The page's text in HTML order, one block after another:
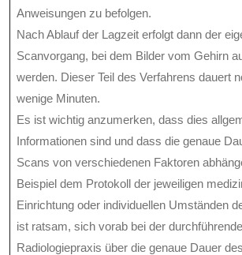
Anweisungen zu befolgen.
Nach Ablauf der Lagzeit erfolgt dann der
Scanvorgang, bei dem Bilder vom Gehirn
werden. Dieser Teil des Verfahrens dauert
wenige Minuten.
Es ist wichtig anzumerken, dass dies
Informationen sind und dass die genaue
Scans von verschiedenen Faktoren
Beispiel dem Protokoll der jeweiligen
Einrichtung oder individuellen Umständen
ist ratsam, sich vorab bei der
Radiologiepraxis über die genaue Dauer